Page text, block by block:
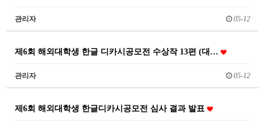
관리자 05-12
제6회 해외대학생 한글 디카시공모전 수상작 13편 (대…
관리자 05-12
제6회 해외대학생 한글디카시공모전 심사 결과 발표